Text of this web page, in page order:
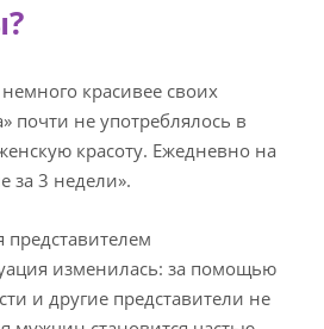
красивее своих
почти не употреблялось в
красоту. Ежедневно на
за 3 недели».
изменилась: за помощью
и другие представители не